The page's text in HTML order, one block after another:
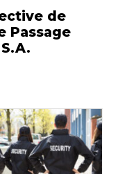
de
Passage